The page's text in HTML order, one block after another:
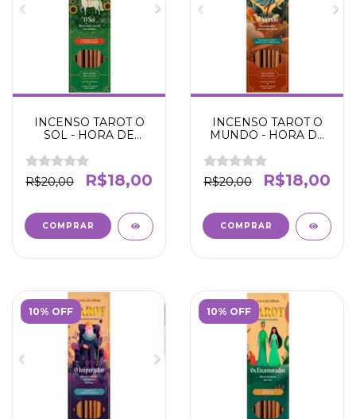
INCENSO TAROT O
SOL - HORA DE
COM VITALIDADE -
LARANJA DOCE E
CARDAMOMO -
RITTUA - 8 VARETAS
R$20,00 R$18,00
INCENSO TAROT O
MUNDO - HORA DE
JORNADA
REALIZADA -
FRANKINCENSE E
CARVALHO -
NIRVANA CASA
RITTUA - 8 VARETAS
R$20,00 R$18,00
10% OFF 10% OFF